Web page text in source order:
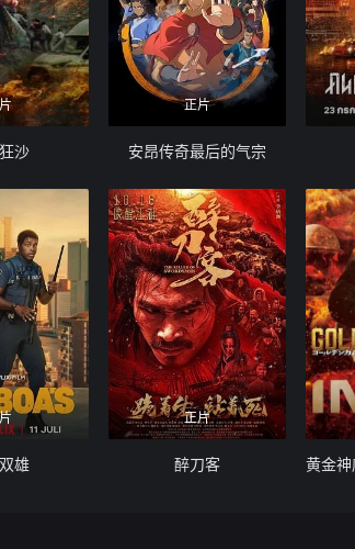
沙
正片
安昂传奇最后的气宗
雄
正片
醉刀客